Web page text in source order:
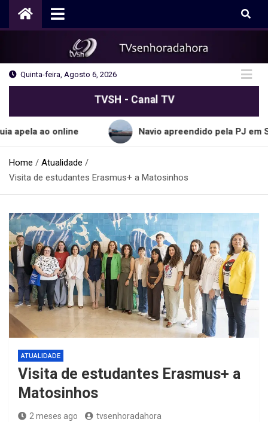
Quinta-feira, Agosto 6, 2026
TVSH - Canal TV
online Navio apreendido pela PJ em Sines
Home
Atualidade
Visita de estudantes Erasmus+ a Matosinhos
ATUALIDADE
Visita de estudantes Erasmus+ a
Matosinhos
2 meses ago tvsenhoradahora